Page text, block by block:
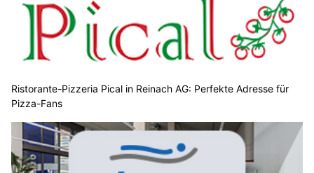
Ristorante-Pizzeria Pical in Reinach AG: Perfekte Adresse für
Pizza-Fans